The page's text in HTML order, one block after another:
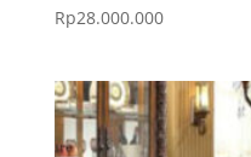
Dinilai
5.00
Rp28.000.000